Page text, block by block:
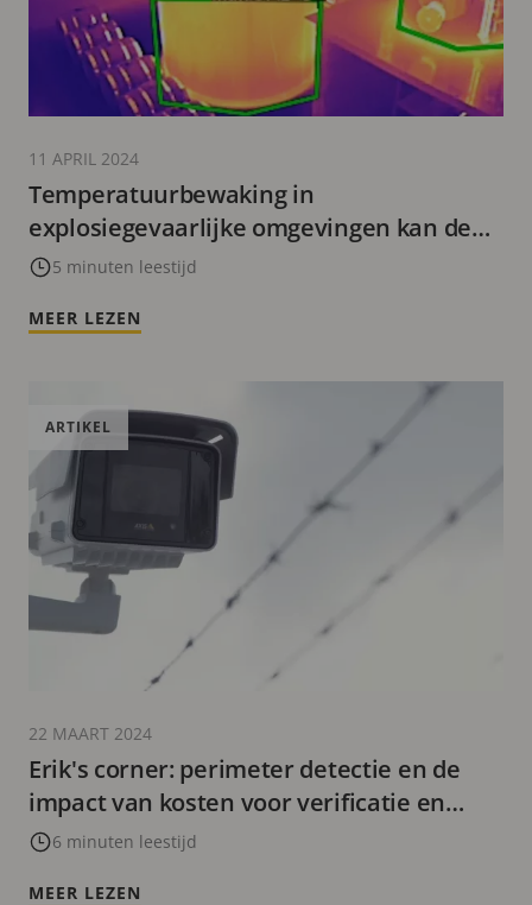
Temperatuurbewaking in
explosiegevaarlijke omgevingen kan de
operationele efficiëntie optimaliseren
5 minuten leestijd
11 APRIL 2024
MEER LEZEN
Erik's corner: perimeter detectie en de
impact van kosten voor verificatie en
alarmopvolging
6 minuten leestijd
ARTIKEL
22 MAART 2024
MEER LEZEN